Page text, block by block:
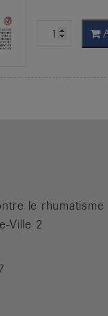
le rhumatisme
Ville 2